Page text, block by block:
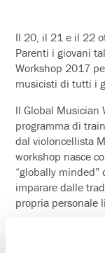
Il 20, il 21 e il 22
Parenti i giovani
Workshop 2017
musicisti di tutti i
Il Global Musician
programma di
dal violoncellista
workshop nasce
“globally
imparare dalle
propria personale